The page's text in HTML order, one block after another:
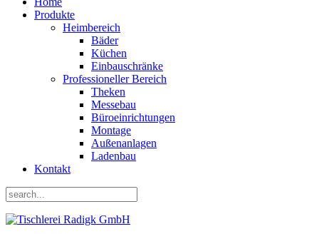
Produkte
Heimbereich
Bäder
Küchen
Einbauschränke
Professioneller Bereich
Theken
Messebau
Büroeinrichtungen
Montage
Außenanlagen
Ladenbau
Kontakt